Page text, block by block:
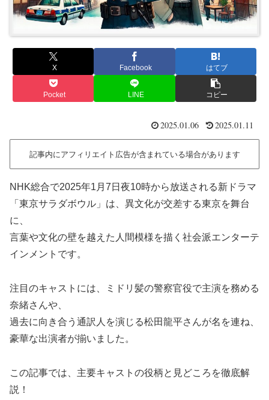
X Facebook はてブ
Pocket LINE コピー
2025.01.06 2025.01.11
記事内にアフィリエイト広告が含まれている場合があります
NHK総合で2025年1月7日夜10時から放送される新ドラマ
「東京サラダボウル」は、異文化が交差する東京を舞台
に、
言葉や文化の壁を越えた人間模様を描く社会派エンターテ
インメントです。
注目のキャストには、ミドリ髪の警察官役で主演を務める
奈緒さんや、
過去に向き合う通訳人を演じる松田龍平さんが名を連ね、
豪華な出演者が揃いました。
この記事では、主要キャストの役柄と見どころを徹底解
説！